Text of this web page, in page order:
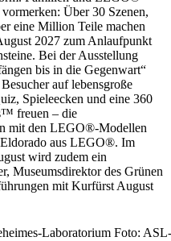
Über 30 Szenen,
eine Million Teile machen
2027 zum Anlaufpunkt
Bei der Ausstellung
bis in die Gegenwart“
auf lebensgroße
Spieleecken und eine 360
freuen – die
mit den LEGO®-Modellen
Eldorado aus LEGO®. Im
wird zudem ein
Museumsdirektor des Grünen
mit Kurfürst August